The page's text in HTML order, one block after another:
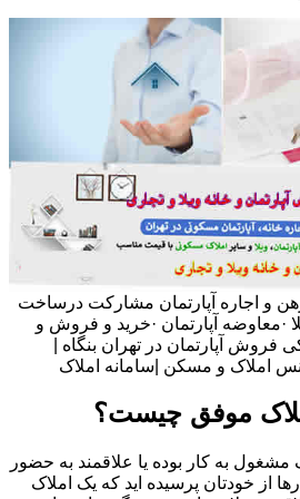
و اجاره آپارتمان مشارکت درساخت
·معاوضه آپارتمان ·خرید و فروش و
فروش آپارتمان در تهران بنگاه |
املاک و مسکن |سامانه املاک
موفق چیست؟
به کار بوده یا علاقمند به حضور
از خودتان پرسیده اید که یک املاک